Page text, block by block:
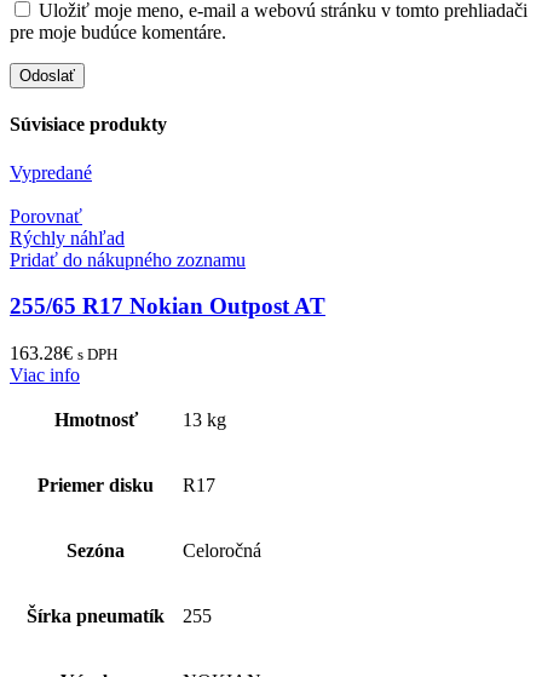
Uložiť moje meno, e-mail a webovú stránku v tomto prehliadači
pre moje budúce komentáre.
Súvisiace produkty
Vypredané
Porovnať
Rýchly náhľad
Pridať do nákupného zoznamu
255/65 R17 Nokian Outpost AT
163.28€ s DPH
Viac info
Hmotnosť 13 kg
Priemer disku R17
Sezóna Celoročná
Šírka pneumatík 255